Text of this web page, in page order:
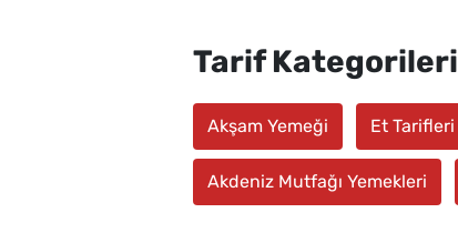
Tarif Kategorileri
Akşam Yemeği Et Tarifleri
Akdeniz Mutfağı Yemekleri